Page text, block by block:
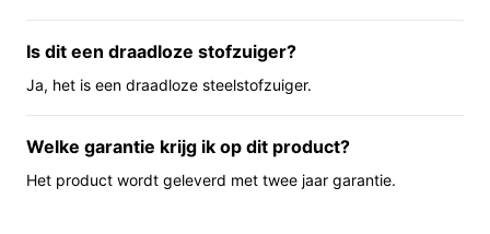
Groot opvangvolume (2 l): minder vaak legen
HEPA‑filter: helpt bij vasthouden van fijne deeltjes
volgens de specificatie, nuttig bij huisstofallergie
of fijne vuilresten.
Is dit een draadloze stofzuiger?
Ja, het is een draadloze steelstofzuiger.
Welke garantie krijg ik op dit product?
Het product wordt geleverd met twee jaar garantie.